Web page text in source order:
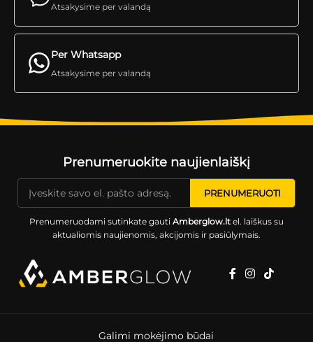
Atsakysime per valandą
Per Whatsapp
Atsakysime per valandą
Prenumeruokite naujienlaiškį
Prenumeruodami sutinkate gauti Amberglow.ltel. laiškus su
aktualiomis naujienomis, akcijomis ir pasiūlymais.
Galimi mokėjimo būdai